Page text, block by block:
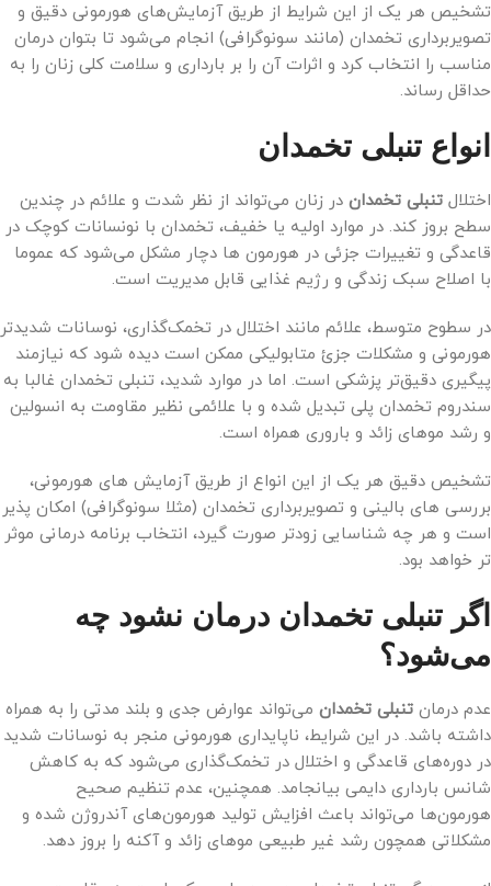
تشخیص هر یک از این شرایط از طریق آزمایش‌های هورمونی دقیق و
تصویر‌برداری تخمدان (مانند سونوگرافی) انجام می‌شود تا بتوان درمان
مناسب را انتخاب کرد و اثرات آن را بر بارداری و سلامت کلی زنان را به
حداقل رساند.
انواع تنبلی تخمدان
اختلال تنبلی تخمدان در زنان می‌تواند از نظر شدت و علائم در چندین
سطح بروز کند. در موارد اولیه یا خفیف، تخمدان با نونسانات کوچک در
قاعدگی و تغییرات جزئی در هورمون ها دچار مشکل می‌شود که عموما
با اصلاح سبک زندگی و رژیم غذایی قابل مدیریت است.
در سطوح متوسط، علائم مانند اختلال در تخمک‌گذاری، نوسانات شدیدتر
هورمونی و مشکلات جزئ متابولیکی ممکن است دیده شود که نیازمند
پیگیری دقیق‌تر پزشکی است. اما در موارد شدید، تنبلی تخمدان غالبا به
سندروم تخمدان پلی تبدیل شده و با علائمی نظیر مقاومت به انسولین
و رشد موهای زائد و باروری همراه است.
تشخیص دقیق هر یک از این انواع از طریق آزمایش های هورمونی،
بررسی های بالینی و تصویر‌برداری تخمدان (مثلا سونوگرافی) امکان پذیر
است و هر چه شناسایی زودتر صورت گیرد، انتخاب برنامه درمانی موثر
تر خواهد بود.
اگر تنبلی تخمدان درمان نشود چه
می‌شود؟
عدم درمان تنبلی تخمدان می‌تواند عوارض جدی و بلند مدتی را به همراه
داشته باشد. در این شرایط، ناپایداری هورمونی منجر به نوسانات شدید
در دوره‌های قاعدگی و اختلال در تخمک‌گذاری می‌شود که به کاهش
شانس بارداری دایمی بیانجامد. همچنین، عدم تنظیم صحیح
هورمون‌ها می‌تواند باعث افزایش تولید هورمون‌های آندروژن شده و
مشکلاتی همچون رشد غیر طبیعی موهای زائد و آکنه را بروز دهد.